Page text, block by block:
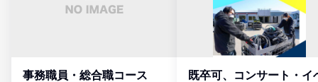
事務職員・総合職コース
既卒可、コンサート・イ